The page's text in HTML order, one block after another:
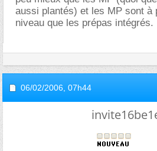
aussi plantés) et les MP sont à
niveau que les prépas intégrés.
06/02/2006, 07h44